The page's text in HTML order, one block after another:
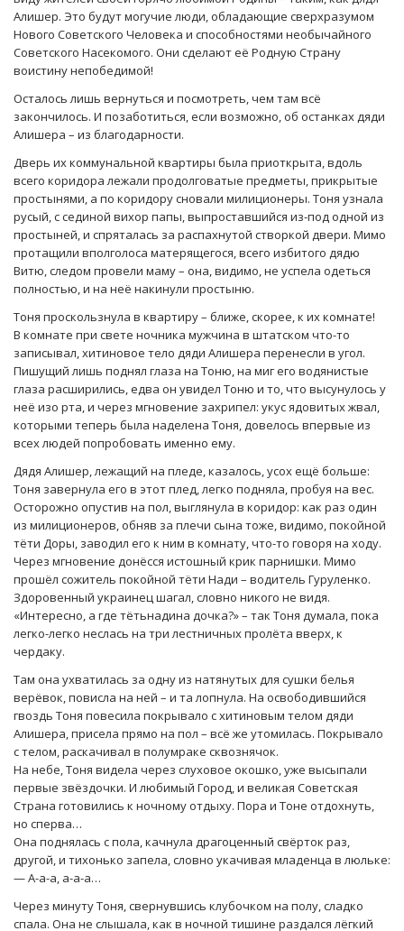
Алишер. Это будут могучие люди, обладающие сверхразумом
Нового Советского Человека и способностями необычайного
Советского Насекомого. Они сделают её Родную Страну
воистину непобедимой!
Осталось лишь вернуться и посмотреть, чем там всё
закончилось. И позаботиться, если возможно, об останках дяди
Алишера – из благодарности.
Дверь их коммунальной квартиры была приоткрыта, вдоль
всего коридора лежали продолговатые предметы, прикрытые
простынями, а по коридору сновали милиционеры. Тоня узнала
русый, с сединой вихор папы, выпроставшийся из-под одной из
простыней, и спряталась за распахнутой створкой двери. Мимо
протащили вполголоса матерящегося, всего избитого дядю
Витю, следом провели маму – она, видимо, не успела одеться
полностью, и на неё накинули простыню.
Тоня проскользнула в квартиру – ближе, скорее, к их комнате!
В комнате при свете ночника мужчина в штатском что-то
записывал, хитиновое тело дяди Алишера перенесли в угол.
Пишущий лишь поднял глаза на Тоню, на миг его водянистые
глаза расширились, едва он увидел Тоню и то, что высунулось у
неё изо рта, и через мгновение захрипел: укус ядовитых жвал,
которыми теперь была наделена Тоня, довелось впервые из
всех людей попробовать именно ему.
Дядя Алишер, лежащий на пледе, казалось, усох ещё больше:
Тоня завернула его в этот плед, легко подняла, пробуя на вес.
Осторожно опустив на пол, выглянула в коридор: как раз один
из милиционеров, обняв за плечи сына тоже, видимо, покойной
тёти Доры, заводил его к ним в комнату, что-то говоря на ходу.
Через мгновение донёсся истошный крик парнишки. Мимо
прошёл сожитель покойной тёти Нади – водитель Гуруленко.
Здоровенный украинец шагал, словно никого не видя.
«Интересно, а где тётьнадина дочка?» – так Тоня думала, пока
легко-легко неслась на три лестничных пролёта вверх, к
чердаку.
Там она ухватилась за одну из натянутых для сушки белья
верёвок, повисла на ней – и та лопнула. На освободившийся
гвоздь Тоня повесила покрывало с хитиновым телом дяди
Алишера, присела прямо на пол – всё же утомилась. Покрывало
с телом, раскачивал в полумраке сквознячок.
На небе, Тоня видела через слуховое окошко, уже высыпали
первые звёздочки. И любимый Город, и великая Советская
Страна готовились к ночному отдыху. Пора и Тоне отдохнуть,
но сперва…
Она поднялась с пола, качнула драгоценный свёрток раз,
другой, и тихонько запела, словно укачивая младенца в люльке:
— А-а-а, а-а-а…
Через минуту Тоня, свернувшись клубочком на полу, сладко
спала. Она не слышала, как в ночной тишине раздался лёгкий